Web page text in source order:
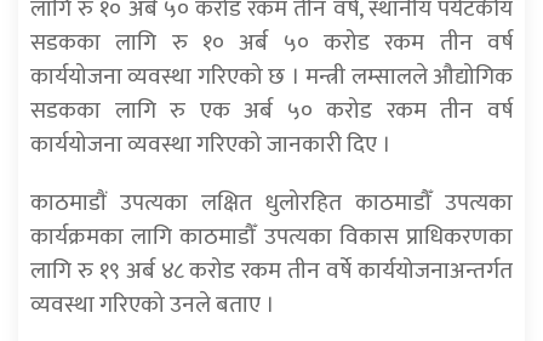
लागि रु १० अर्ब ५० करोड रकम तीन वर्ष, स्थानीय पर्यटकीय
सडकका लागि रु १० अर्ब ५० करोड रकम तीन वर्ष
कार्ययोजना व्यवस्था गरिएको छ । मन्त्री लम्सालले औद्योगिक
सडकका लागि रु एक अर्ब ५० करोड रकम तीन वर्ष
कार्ययोजना व्यवस्था गरिएको जानकारी दिए ।
काठमाडाैं उपत्यका लक्षित धुलोरहित काठमाडौँ उपत्यका
कार्यक्रमका लागि काठमाडौँ उपत्यका विकास प्राधिकरणका
लागि रु १९ अर्ब ४८ करोड रकम तीन वर्षे कार्ययोजनाअन्तर्गत
व्यवस्था गरिएको उनले बताए ।